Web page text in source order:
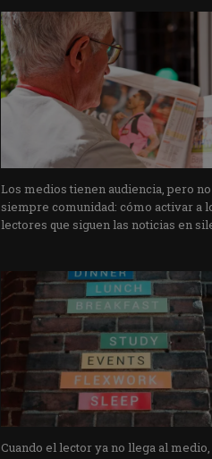
Los medios tienen audiencia, pero no
siempre comunidad: cómo activar a
lectores que siguen las noticias en
Cuando el lector ya no llega al